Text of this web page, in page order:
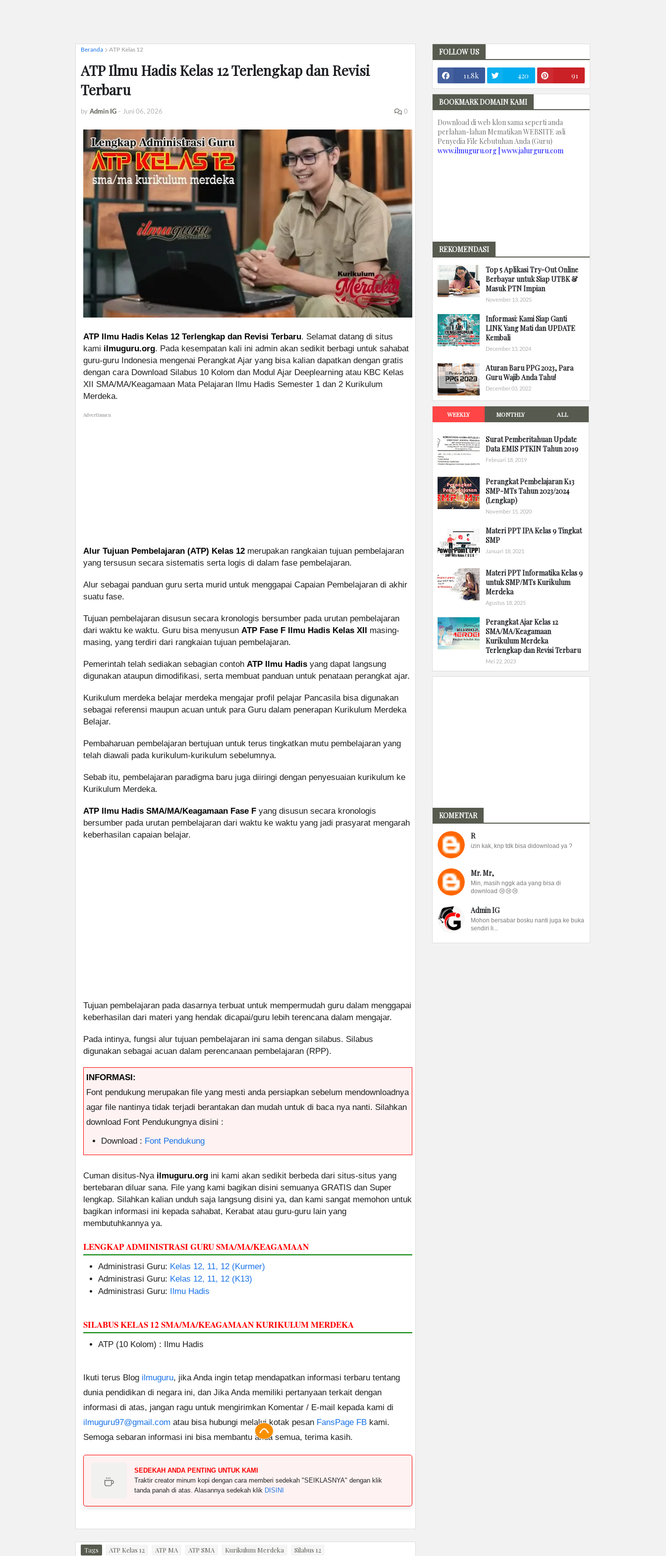
Beranda ATP Kelas 12
ATP Ilmu Hadis Kelas 12 Terlengkap dan Revisi
Terbaru
by Admin IG - Juni 06, 2026 0
ATP Ilmu Hadis Kelas 12 Terlengkap dan Revisi Terbaru. Selamat datang di situs
kami ilmuguru.org. Pada kesempatan kali ini admin akan sedikit berbagi untuk sahabat
guru-guru Indonesia mengenai Perangkat Ajar yang bisa kalian dapatkan dengan gratis
dengan cara Download Silabus 10 Kolom dan Modul Ajar Deeplearning atau KBC Kelas
XII SMA/MA/Keagamaan Mata Pelajaran Ilmu Hadis Semester 1 dan 2 Kurikulum
Merdeka.
Advertismen
Alur Tujuan Pembelajaran (ATP) Kelas 12 merupakan rangkaian tujuan pembelajaran
yang tersusun secara sistematis serta logis di dalam fase pembelajaran.
Alur sebagai panduan guru serta murid untuk menggapai Capaian Pembelajaran di akhir
suatu fase.
Tujuan pembelajaran disusun secara kronologis bersumber pada urutan pembelajaran
dari waktu ke waktu. Guru bisa menyusun ATP Fase F Ilmu Hadis Kelas XII
masing-
masing, yang terdiri dari rangkaian tujuan pembelajaran.
Pemerintah telah sediakan sebagian contoh ATP Ilmu Hadis yang dapat langsung
digunakan ataupun dimodifikasi, serta membuat panduan untuk penataan perangkat ajar.
Kurikulum merdeka belajar merdeka mengajar profil pelajar Pancasila bisa digunakan
sebagai referensi maupun acuan untuk para Guru dalam penerapan Kurikulum Merdeka
Belajar.
Pembaharuan pembelajaran bertujuan untuk terus tingkatkan mutu pembelajaran yang
telah diawali pada kurikulum-kurikulum sebelumnya.
Sebab itu, pembelajaran paradigma baru juga diiringi dengan penyesuaian kurikulum ke
Kurikulum Merdeka.
ATP Ilmu Hadis SMA/MA/Keagamaan Fase F yang disusun secara kronologis
bersumber pada urutan pembelajaran dari waktu ke waktu yang jadi prasyarat mengarah
keberhasilan capaian belajar.
Tujuan pembelajaran pada dasarnya terbuat untuk mempermudah guru dalam menggapai
keberhasilan dari materi yang hendak dicapai/guru lebih terencana dalam mengajar.
Pada intinya, fungsi alur tujuan pembelajaran ini sama dengan silabus. Silabus
digunakan sebagai acuan dalam perencanaan pembelajaran (RPP).
INFORMASI:
Font pendukung merupakan file yang mesti anda persiapkan sebelum mendownloadnya
agar file nantinya tidak terjadi berantakan dan mudah untuk di baca nya nanti. Silahkan
download Font Pendukungnya disini :
Download : Font Pendukung
Cuman disitus-Nya ilmuguru.org ini kami akan sedikit berbeda dari situs-situs yang
bertebaran diluar sana. File yang kami bagikan disini semuanya GRATIS dan Super
lengkap. Silahkan kalian unduh saja langsung disini ya, dan kami sangat memohon untuk
bagikan informasi ini kepada sahabat, Kerabat atau guru-guru lain yang
membutuhkannya ya.
LENGKAP ADMINISTRASI GURU SMA/MA/KEAGAMAAN
Administrasi Guru: Kelas 12, 11, 12 (Kurmer)
Administrasi Guru: Kelas 12, 11, 12 (K13)
Administrasi Guru:
Ilmu Hadis
SILABUS KELAS 12 SMA/MA/KEAGAMAAN KURIKULUM MERDEKA
ATP (10 Kolom) : Ilmu Hadis
Ikuti terus Blog ilmuguru, jika Anda ingin tetap mendapatkan informasi terbaru tentang
dunia pendidikan di negara ini, dan Jika Anda memiliki pertanyaan terkait dengan
informasi di atas, jangan ragu untuk mengirimkan Komentar / E-mail kepada kami di
ilmuguru97@gmail.com atau bisa hubungi melalui kotak pesan FansPage FB kami.
Semoga sebaran informasi ini bisa membantu anda semua, terima kasih.
SEDEKAH ANDA PENTING UNTUK KAMI
Traktir creator minum kopi dengan cara memberi sedekah "SEIKLASNYA" dengan klik
tanda panah di atas. Alasannya sedekah klik DISINI
Tags ATP Kelas 12 ATP MA ATP SMA Kurikulum Merdeka Silabus 12
FOLLOW US
11.8k 420 91
BOOKMARK DOMAIN KAMI
Download di web klon sama seperti anda
perlahan-lahan Mematikan WEBSITE asli
Penyedia File Kebutuhan Anda (Guru)
www.ilmuguru.org | www.jalurguru.com
REKOMENDASI
Top 5 Aplikasi Try-Out Online
Berbayar untuk Siap UTBK &
Masuk PTN Impian
November 13, 2025
Informasi: Kami Siap Ganti
LINK Yang Mati dan UPDATE
Kembali
December 13, 2024
Aturan Baru PPG 2023, Para
Guru Wajib Anda Tahu!
December 03, 2022
WEEKLY MONTHLY ALL
Surat Pemberitahuan Update
Data EMIS PTKIN Tahun 2019
Februari 18, 2019
Perangkat Pembelajaran K13
SMP-MTs Tahun 2023/2024
(Lengkap)
November 15, 2020
Materi PPT IPA Kelas 9 Tingkat
SMP
Januari 18, 2021
Materi PPT Informatika Kelas 9
untuk SMP/MTs Kurikulum
Merdeka
Agustus 18, 2025
Perangkat Ajar Kelas 12
SMA/MA/Keagamaan
Kurikulum Merdeka
Terlengkap dan Revisi Terbaru
Mei 22, 2023
KOMENTAR
R
izin kak, knp tdk bisa didownload ya ?
Mr. Mr,
Min, masih nggk ada yang bisa di
download 😢😢😢
Admin IG
Mohon bersabar bosku nanti juga ke buka
sendiri li...